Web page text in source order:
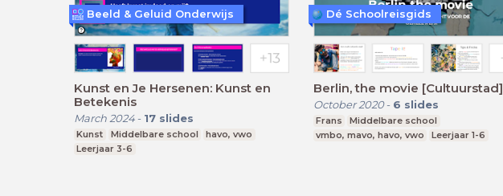
Kunst en Je Hersenen: Kunst en
Betekenis
March 2024- 17 slides
Kunst Middelbare school
havo, vwo
Leerjaar 3-6
Beeld & Geluid Onderwijs
Berlin, the movie [Cultuurstad]
October 2020- 6 slides
Frans
Middelbare school
vmbo, mavo, havo, vwo
Leerjaar 1-6
Dé Schoolreisgids